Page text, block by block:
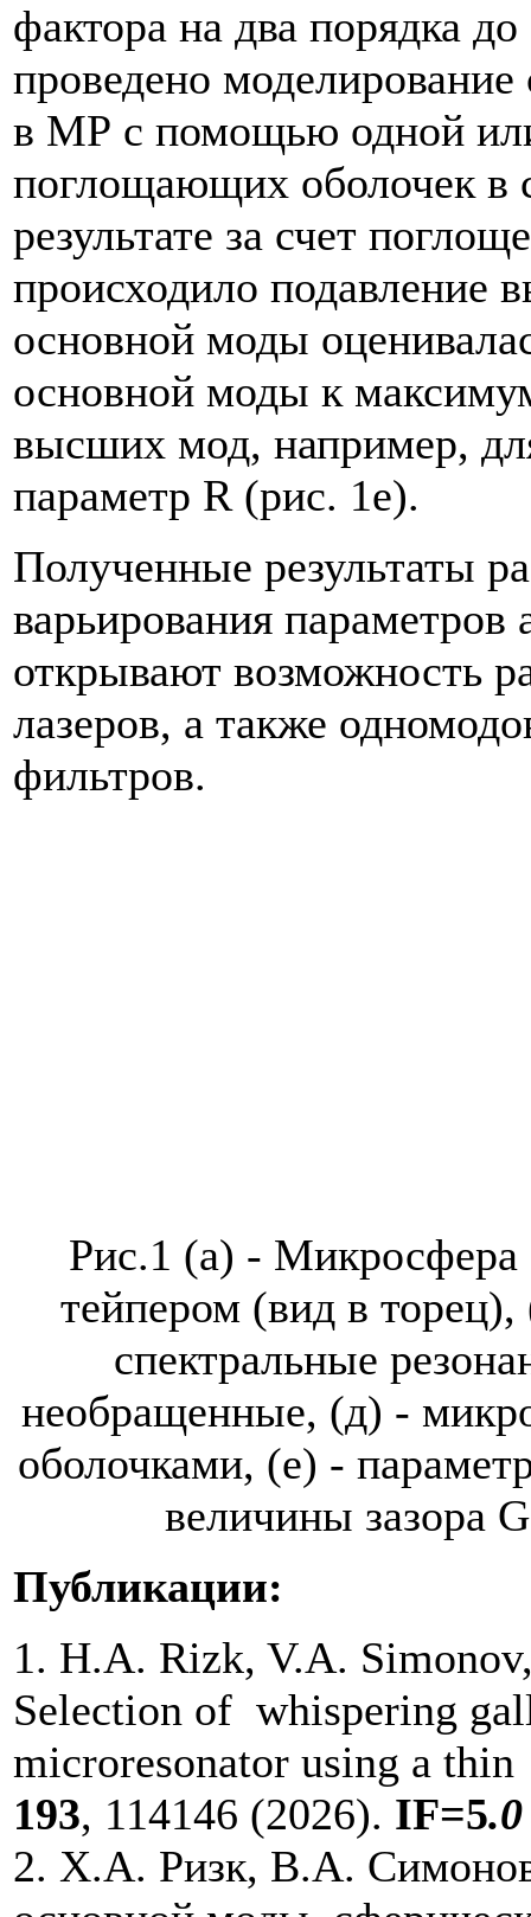
фактора на два порядка до
проведено
в МР с помощью одной
поглощающих оболочек в
результате за счет
происходило подавление
основной моды
основной моды к
высших мод, например,
параметр R (рис. 1е).
Полученные результаты
варьирования
открывают возможность
лазеров, а также
фильтров.
Рис.1 (a) - Микросфера
тейпером (вид в
спектральные
необращенные, (д) -
оболочками, (е) -
величины зазора
Публикации:
1. H.A. Rizk, V.A.
Selection of whispering
microresonator using a
193, 114146 (2026). IF=5.0
2. Х.А. Ризк, В.А.